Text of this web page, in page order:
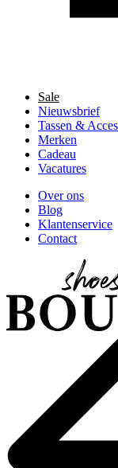
Sale
Nieuwsbrief
Tassen &
Merken
Cadeau
Vacatures
Over ons
Blog
Klantenservice
Contact